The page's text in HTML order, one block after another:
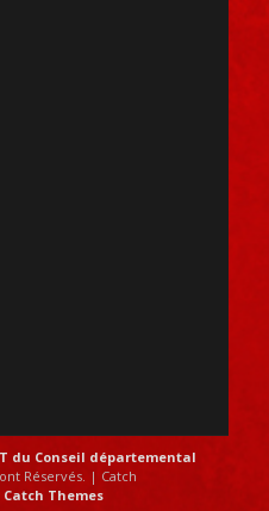
du Conseil départemental
Réservés. | Catch
Catch Themes